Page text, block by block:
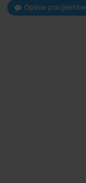
Opinie pacjentów